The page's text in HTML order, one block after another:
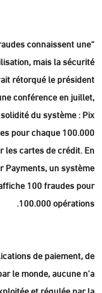
connaissent une
mais la sécurité
rétorqué le président
conférence en juillet,
du système : Pix
pour chaque 100.000
les cartes de crédit. En
Payments, un système
100 fraudes pour
100.000 opérations.
de paiement, de
le monde, aucune n’a